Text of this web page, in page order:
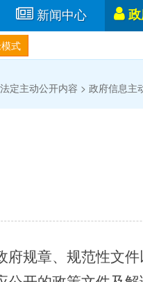
新闻中心
式
法定主动公开内容 > 政府信息主
规章、规范性文件